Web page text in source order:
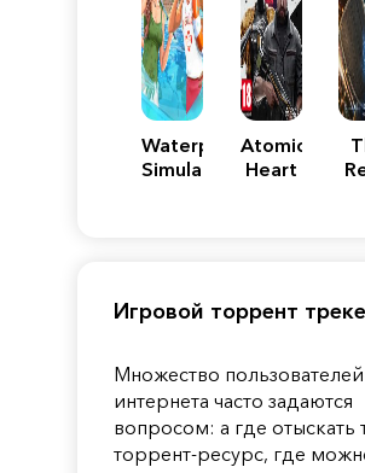
Waterpark
Simulator
Atomic
Heart
Игровой торрент
Множество пользователей
интернета часто задаются
вопросом: а где отыскать
торрент-ресурс, где